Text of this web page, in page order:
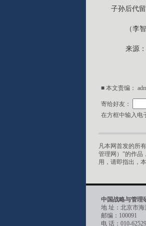
子孙后代
（李
来源
■ 本文责编：
寄给好友：
在方框中输入电
凡本网首发的所
管理网）”的作品
用，请即指出，
中国战略与管理
地 址：北京市海
邮编：100091
电 话：010-